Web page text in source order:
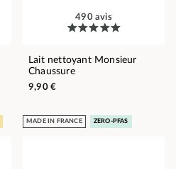
490 avis
Lait nettoyant Monsieur
Chaussure
9,90 €
MADE IN FRANCE ZERO-PFAS